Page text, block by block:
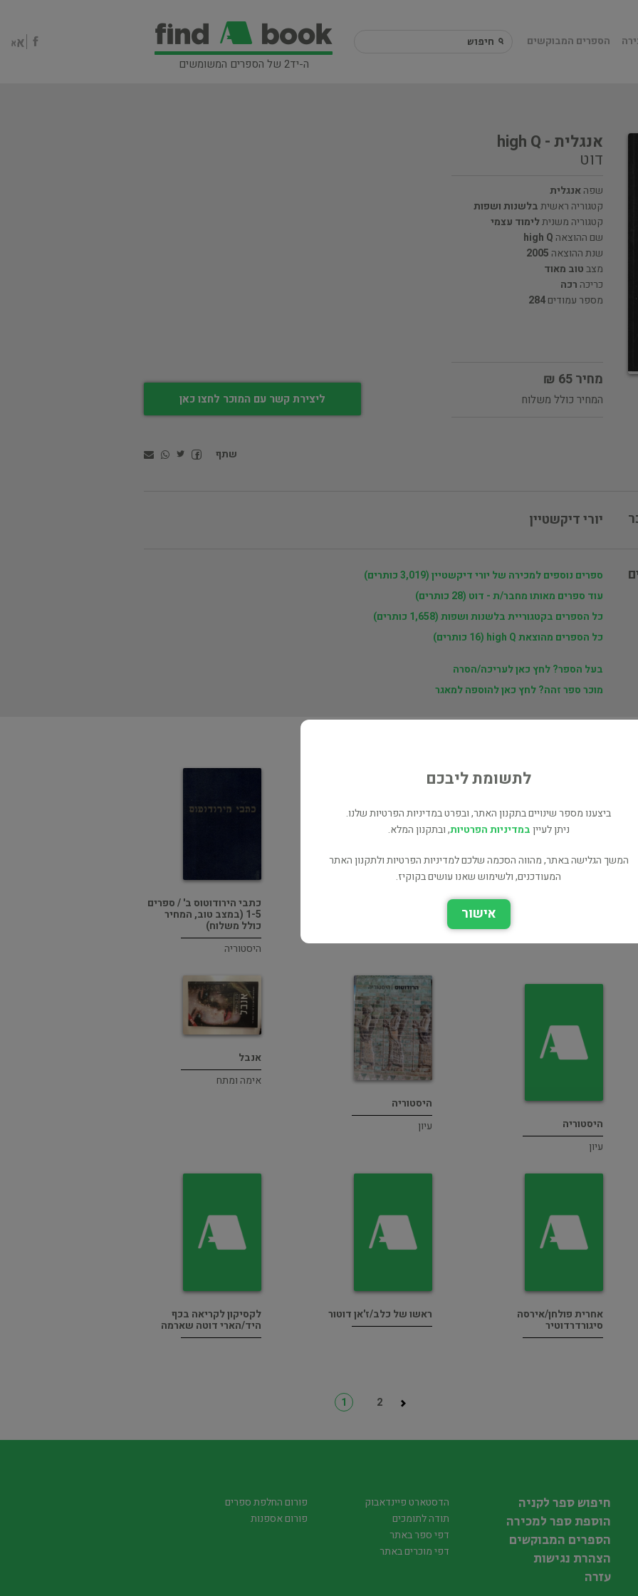
ה-יד2 של הספרים המשומשים
הספרים המבוקשים
אנגלית - high Q
דוט
שפהאנגלית
קטגוריה ראשיתבלשנות ושפות
קטגוריה משניתלימוד עצמי
שם ההוצאה high Q
שנת ההוצאה 2005
מצבטוב מאוד
כריכה רכה
מספר עמודים284
מחיר 65 ₪
המחיר כולל משלוח ליצירת קשר עם המוכר לחצו כאן
שתף
יורי דיקשטיין
ספרים נוספים למכירה של יורי דיקשטיין (3,019 כותרים)
עוד ספרים מאותו מחבר/ת - דוט (28 כותרים)
כל הספרים בקטגוריית בלשנות ושפות (1,658 כותרים)
כל הספרים מהוצאת high Q (16 כותרים)
בעל הספר? לחץ כאן לעריכה/הסרה
מוכר ספר זהה? לחץ כאן להוספה למאגר
כתבי הירודוטוס ב' / ספרים
1-5 (במצב טוב, המחיר
כולל משלוח)
היסטוריה
היסטוריה
עיון
היסטוריה
עיון
אנבל
אימה ומתח
אחרית פולחן/אירסה
סיגורדרדוטיר
ראשו של כלב/ז'אן דוטור לקסיקון לקריאה בכף
היד/הארי דוטה שארמה
1 2
לתשומת ליבכם
ביצענו מספר שינויים בתקנון האתר, ובפרט במדיניות הפרטיות שלנו.
ניתן לעייןבמדיניות הפרטיות, ובתקנון המלא.
המשך הגלישה באתר, מהווה הסכמה שלכם למדיניות הפרטיות ולתקנון האתר
המעודכנים, ולשימוש שאנו עושים בקוקיז.
אישור
חיפוש ספר לקניה
הוספת ספר למכירה
הספרים המבוקשים
הצהרת נגישות
עזרה
הדסטארט פיינדאבוק
תודה לתומכים
דפי ספר באתר
דפי מוכרים באתר
פורום החלפת ספרים
פורום אספנות